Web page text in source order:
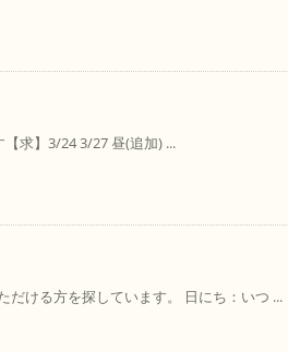
求】3/24 3/27 昼(追加) ...
だける方を探しています。 日にち：いつ ...